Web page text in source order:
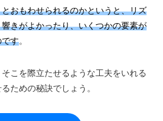
おもわせられるのかというと、リズ
きがよかったり、いくつかの要素が
です。
こを際立たせるような工夫をいれる
ための秘訣でしょう。